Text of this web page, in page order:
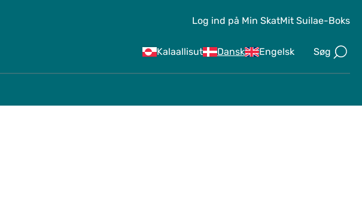
Kalaallisut Dansk Engelsk Søg
Log ind på Min SkatMit Suilae-Boks